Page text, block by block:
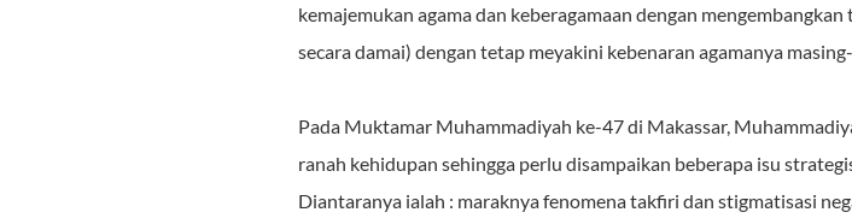
kemajemukan agama dan keberagamaan dengan
secara damai) dengan tetap meyakini kebenaran agamanya
Pada Muktamar Muhammadiyah ke-47 di Makassar,
ranah kehidupan sehingga perlu disampaikan beberapa isu
Diantaranya ialah : maraknya fenomena takfiri dan stigmatisasi